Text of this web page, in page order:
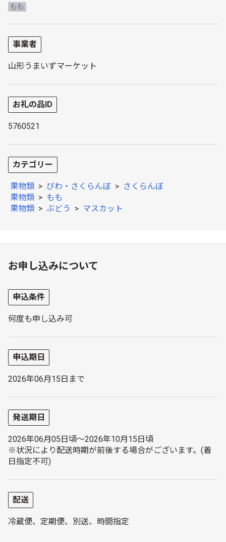
もも
事業者
山形うまいずマーケット
お礼の品ID
5760521
カテゴリー
果物類 > びわ・さくらんぼ > さくらんぼ
果物類 > もも
果物類 > ぶどう > マスカット
お申し込みについて
申込条件
何度も申し込み可
申込期日
2026年06月15日まで
発送期日
2026年06月05日頃～2026年10月15日頃
※状況により配送時期が前後する場合がございます。(着
日指定不可)
配送
冷蔵便、定期便、別送、時間指定